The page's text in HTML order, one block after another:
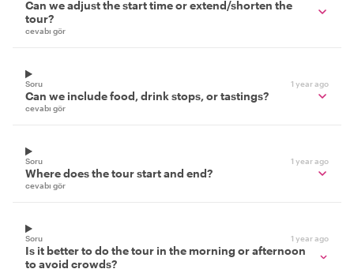
Can we adjust the start time or extend/shorten the
tour?
cevabı gör
Soru 1 year ago
Can we include food, drink stops, or tastings?
cevabı gör
Soru 1 year ago
Where does the tour start and end?
cevabı gör
Soru 1 year ago
Is it better to do the tour in the morning or afternoon
to avoid crowds?